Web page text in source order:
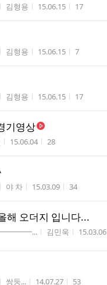
작성자
김형용 작성시간
15.06.15 조회수
17
작성자
김형용 작성시간
15.06.15 조회수
7
작성자
김형용 작성시간
15.06.15 조회수
17
기영상
작성시간
15.06.04 조회수
28
작성자
야 차 작성시간
15.03.09 조회수
34
해 오더지 입니다...
작성자
김민욱 작성시간
15.03.06
작성자
쌍둥... 작성시간
14.07.27 조회수
53